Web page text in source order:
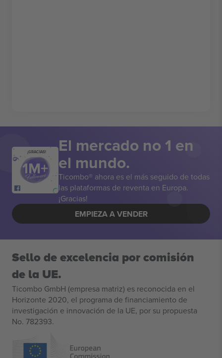
¡GRACIAS! El mercado no 1 en
el mundo.
Ticombo® ahora es el más seguido de todas
las plataformas de reventa en Europa.
¡Gracias!
EMPIEZA A VENDER
Sello de excelencia por comisión
de la UE.
Ticombo GmbH (empresa matriz) es reconocida en el
Horizonte 2020, el programa de financiamiento de
investigación e innovación de la UE, por su propuesta
No. 782393.